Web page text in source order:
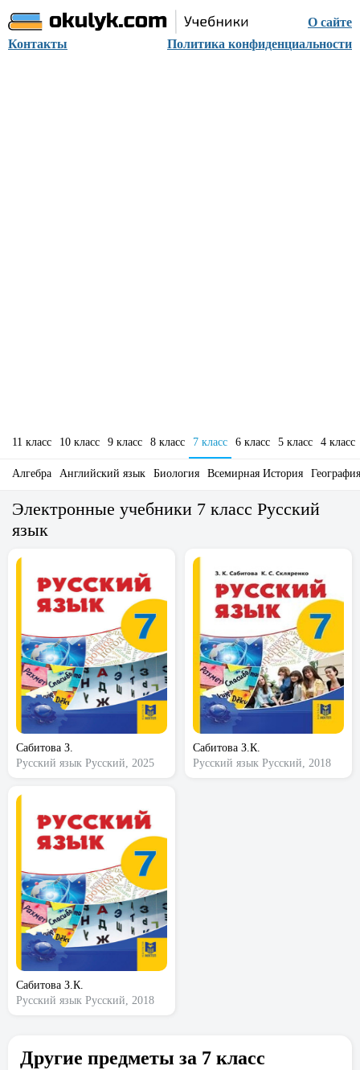
О сайте
Контакты
Политика конфиденциальности
11 класс 10 класс 9 класс 8 класс 7 класс 6 класс 5 класс 4 класс
Алгебра Английский язык Биология Всемирная История География
Электронные учебники 7 класс Русский
язык
Сабитова З.
Русский язык Русский, 2025
Сабитова З.К.
Русский язык Русский, 2018
Сабитова З.К.
Русский язык Русский, 2018
Другие предметы за 7 класс